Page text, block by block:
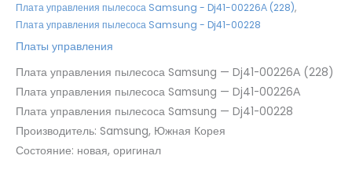
Плата управления пылесоса Samsung - Dj41-00226А (228),
Плата управления пылесоса Samsung - Dj41-00228
Платы управления
Плата управления пылесоса Samsung — Dj41-00226А (228)
Плата управления пылесоса Samsung — Dj41-00226А
Плата управления пылесоса Samsung — Dj41-00228
Производитель: Samsung, Южная Корея
Состояние: новая, оригинал